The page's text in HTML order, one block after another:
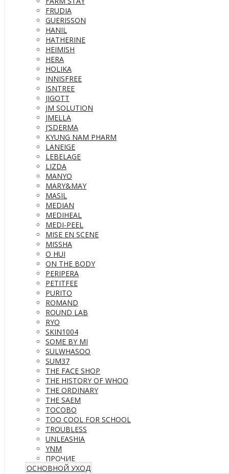
FRUDIA
GUERISSON
HANIL
HATHERINE
HEIMISH
HERA
HOLIKA
INNISFREE
ISNTREE
JIGOTT
JM SOLUTION
JMELLA
J’SDERMA
KYUNG NAM PHARM
LANEIGE
LEBELAGE
LIZDA
MANYO
MARY&MAY
MASIL
MEDIAN
MEDIHEAL
MEDI-PEEL
MISE EN SCENE
MISSHA
O HUI
ON THE BODY
PERIPERA
PETITFEE
PURITO
ROMAND
ROUND LAB
RYO
SKIN1004
SOME BY MI
SULWHASOO
SUM37
THE FACE SHOP
THE HISTORY OF WHOO
THE ORDINARY
THE SAEM
TOCOBO
TOO COOL FOR SCHOOL
TROUBLESS
UNLEASHIA
YNM
ПРОЧИЕ
ОСНОВНОЙ УХОД